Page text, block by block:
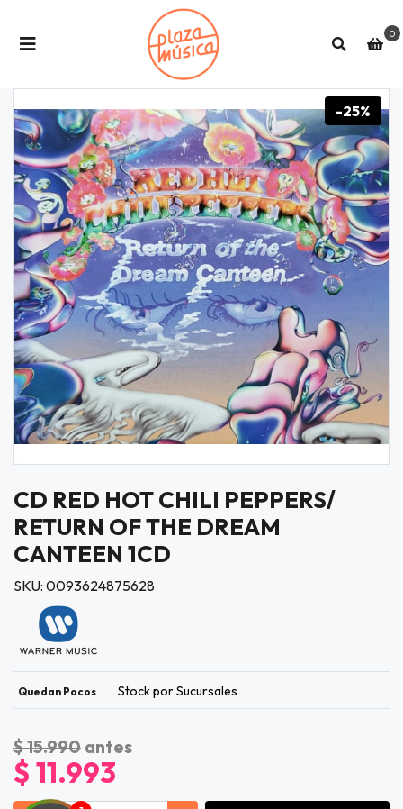
0
-25%
CD RED HOT CHILI PEPPERS/
RETURN OF THE DREAM
CANTEEN 1CD
SKU: 0093624875628
Quedan Pocos Stock por Sucursales
$ 15.990 antes
$ 11.993